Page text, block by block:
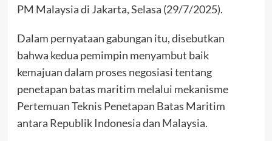
PM Malaysia di Jakarta, Selasa (29/7/2025).
Dalam pernyataan gabungan itu, disebutkan
bahwa kedua pemimpin menyambut baik
kemajuan dalam proses negosiasi tentang
penetapan batas maritim melalui mekanisme
Pertemuan Teknis Penetapan Batas Maritim
antara Republik Indonesia dan Malaysia.